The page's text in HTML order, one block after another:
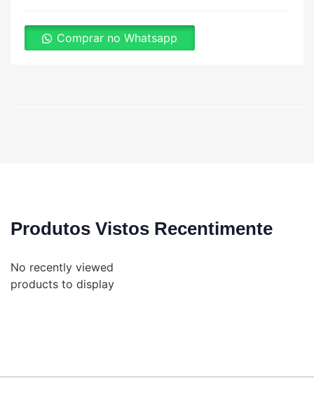
Comprar no Whatsapp
Produtos Vistos Recentimente
No recently viewed
products to display